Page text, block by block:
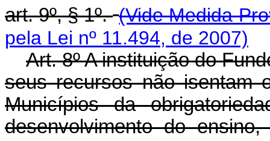
art. 9º, § 1º. (Vide Medida
pela Lei nº 11.494, de 2007)
Art. 8º A instituição do
seus recursos não isentam
Municípios da
desenvolvimento do